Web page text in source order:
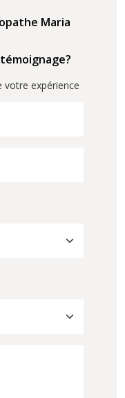
Maria
votre expérience